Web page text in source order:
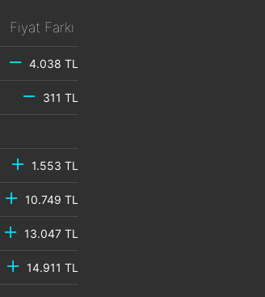
Fiyat Farkı
4.038 TL
311 TL
1.553 TL
10.749 TL
13.047 TL
14.911 TL